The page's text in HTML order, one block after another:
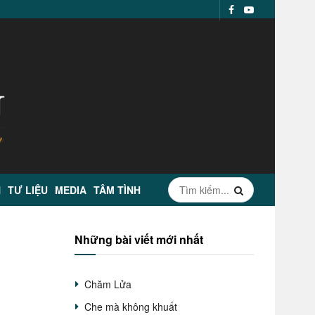
TƯ LIỆU MEDIA TÂM TÌNH
Những bài viết mới nhất
Chăm Lửa
Che mà không khuất